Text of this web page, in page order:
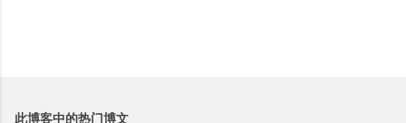
此博客中的热门博文